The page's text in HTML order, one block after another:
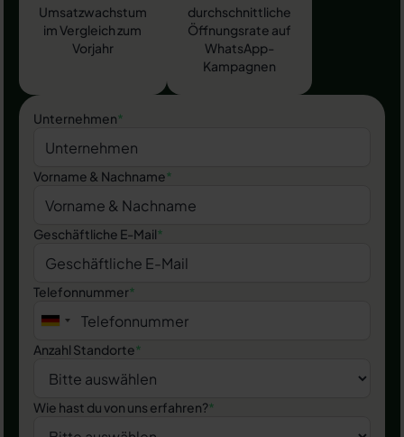
Umsatzwachstum
im Vergleich zum
Vorjahr
durchschnittliche
Öffnungsrate auf
WhatsApp-
Kampagnen
Unternehmen*
Vorname & Nachname*
Geschäftliche E-Mail*
Telefonnummer*
Anzahl Standorte*
Wie hast du von uns erfahren?*